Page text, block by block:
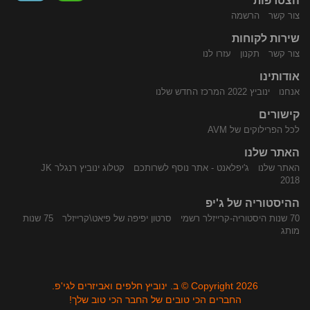
צור קשר הרשמה
שירות לקוחות
צור קשר תקנון עזרו לנו
אודותינו
אנחנו ינוביץ 2022 המרכז החדש שלנו
קישורים
לכל הפרילוקים של AVM
האתר שלנו
האתר שלנו ג'יפלאנט - אתר נוסף לשרותכם
קטלוג ינוביץ רנגלר JK
2018
ההיסטוריה של ג'יפ
70 שנות היסטוריה-קרייזלר רשמי סרטון יפיפה של פיאט\קרייזלר
75 שנות
מותג
Copyright 2026 © ב. ינוביץ חלפים ואביזרים לגי'פ.
החברים הכי טובים של החבר הכי טוב שלך!